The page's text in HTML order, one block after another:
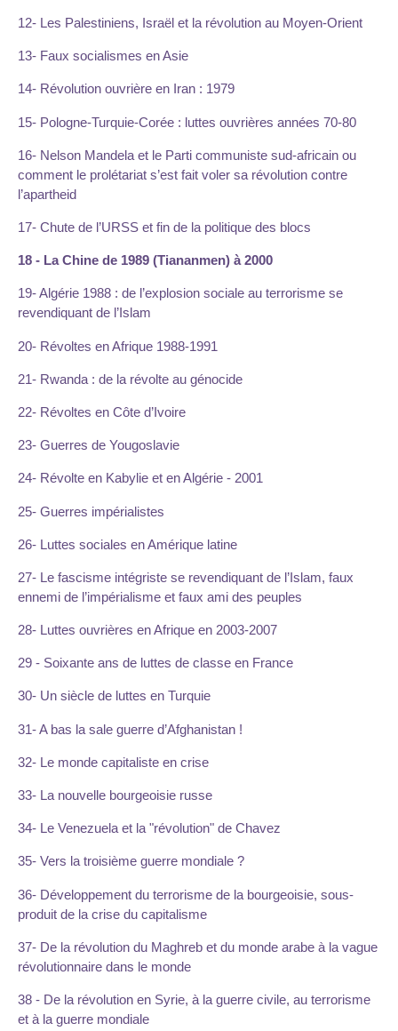
12- Les Palestiniens, Israël et la révolution au Moyen-Orient
13- Faux socialismes en Asie
14- Révolution ouvrière en Iran : 1979
15- Pologne-Turquie-Corée : luttes ouvrières années 70-80
16- Nelson Mandela et le Parti communiste sud-africain ou
comment le prolétariat s’est fait voler sa révolution contre
l’apartheid
17- Chute de l’URSS et fin de la politique des blocs
18 - La Chine de 1989 (Tiananmen) à 2000
19- Algérie 1988 : de l’explosion sociale au terrorisme se
revendiquant de l’Islam
20- Révoltes en Afrique 1988-1991
21- Rwanda : de la révolte au génocide
22- Révoltes en Côte d’Ivoire
23- Guerres de Yougoslavie
24- Révolte en Kabylie et en Algérie - 2001
25- Guerres impérialistes
26- Luttes sociales en Amérique latine
27- Le fascisme intégriste se revendiquant de l’Islam, faux
ennemi de l’impérialisme et faux ami des peuples
28- Luttes ouvrières en Afrique en 2003-2007
29 - Soixante ans de luttes de classe en France
30- Un siècle de luttes en Turquie
31- A bas la sale guerre d’Afghanistan !
32- Le monde capitaliste en crise
33- La nouvelle bourgeoisie russe
34- Le Venezuela et la "révolution" de Chavez
35- Vers la troisième guerre mondiale ?
36- Développement du terrorisme de la bourgeoisie, sous-
produit de la crise du capitalisme
37- De la révolution du Maghreb et du monde arabe à la vague
révolutionnaire dans le monde
38 - De la révolution en Syrie, à la guerre civile, au terrorisme
et à la guerre mondiale